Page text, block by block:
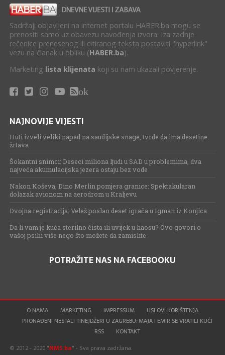
Sadržaji objavljeni na internet portalu HABER.ba mogu se
prenositi samo uz obavezu navođenja izvora. Iza zadnje
rečenice prenesenog ili citiranog teksta postaviti "hyperlink"
vezu na članak u obliku (HABER.ba).
Marketing lista klijenata koji su nam ukazali povjerenje.
ok
NAJNOVIJE VIJESTI
Huti izveli veliki napad na saudijske snage, tvrde da ima desetine
žrtava
Šokantni snimci: Deseci miliona ljudi u SAD u problemima, dva
najveća akumulacijska jezera ostaju bez vode
Nakon Koševa, Dino Merlin pomjera granice: Spektakularan
dolazak avionom na aerodrom u Kraljevu
Dvojna registracija: Velež poslao deset igrača u Igman iz Konjica
Da li vam je kuća sterilno čista ili uvijek u haosu? Ovo govori o
vašoj psihi više nego što možete da zamislite
POTRAŽITE NAS NA FACEBOOKU
O NAMA MARKETING IMPRESSUM
USLOVI KORIŠTENJA
PRONAĐENI NESTALI TINEJDŽERI U ZAGREBU: MAJA I EMIR SE VRATILI KUĆI
RSS
KONTAKT
© 2012 - 2020 "NMS.ba" - Sva prava zadržana.